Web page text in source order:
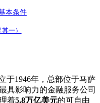
本条件
一）
于1946年，总部位于马萨
具影响力的金融服务公司
着5.8万亿美元的可自由